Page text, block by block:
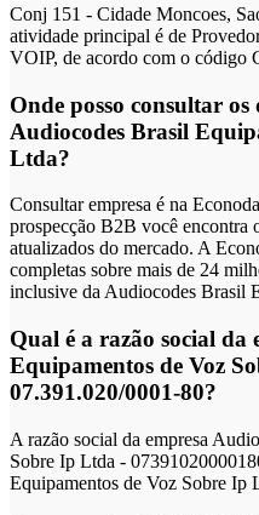
Conj 151 - Cidade Moncoes,
atividade principal é de
VOIP, de acordo com o código
Onde posso consultar os
Audiocodes Brasil
Ltda?
Consultar empresa é na
prospecção B2B você encontra
atualizados do mercado. A
completas sobre mais de 24
inclusive da Audiocodes Brasil
Qual é a razão social da
Equipamentos de Voz
07.391.020/0001-80?
A razão social da empresa
Sobre Ip Ltda -
Equipamentos de Voz Sobre Ip